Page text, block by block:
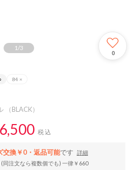
1 /3
0
84 ×
BLACK）
税込
交換￥0・返品可能です
詳細
同注文なら複数個でも) 一律￥660